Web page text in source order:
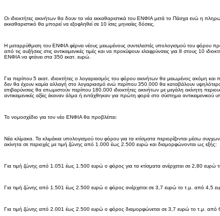
Οι ιδιοκτήτες ακινήτων θα δουν τα νέα εκκαθαριστικά του ΕΝΦΙΑ μετά το Πάσχα ενώ η
εκκαθαριστικό θα μπορεί να εξοφληθεί σε 10 ίσες μηνιαίες δόσεις.
Η μεταρρύθμιση του ΕΝΦΙΑ φέρνει νέους μειωμένους συντελεστές υπολογισμού του φόρου
από τις αυξήσεις στις αντικειμενικές τιμές και να προκύψουν ελαφρύνσεις για 8 στους 10
ΕΝΦΙΑ να φτάνει στα 350 εκατ. ευρώ.
Για περίπου 5 εκατ. ιδιοκτήτες ο λογαριασμός του φόρου ακινήτων θα μειωμένος ακόμη
δεν θα έχουν καμία αλλαγή στο λογαριασμό ενώ περίπου 350.000 θα καταβάλουν
επιβαρύνσεις θα επωμιστούν περίπου 180.000 ιδιοκτήτες ακινήτων με μεγάλη ακίνητη
αντικειμενικές αξίες έκαναν άλμα ή εντάχθηκαν για πρώτη φορά στο σύστημα αντικειμενικού
Το νομοσχέδιο για τον νέο ΕΝΦΙΑ θα προβλέπει:
Νέα κλίμακα. Τα κλιμάκια υπολογισμού του φόρου για τα κτίσματα περιορίζονται μέσω
ακίνητα σε περιοχές με τιμή ζώνης από 1.000 έως 2.500 ευρώ και διαμορφώνονται ως εξής:
Για τιμή ζώνης από 1.051 έως 1.500 ευρώ ο φόρος για τα κτίσματα ανέρχεται σε 2,80 ευρώ
Για τιμή ζώνης από 1.501 έως 2.500 ευρώ ο φόρος ανέρχεται σε 3,7 ευρώ το τ.μ. από 4,5
Για τιμή ζώνης από 2.001 έως 2.500 ευρώ ο φόρος διαμορφώνεται σε 3,7 ευρώ το τ.μ. από